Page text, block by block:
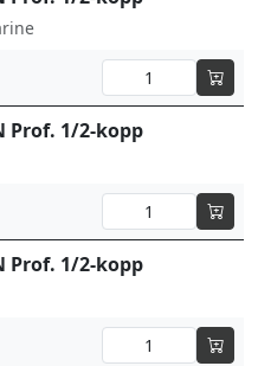
Prof. 1/2-kopp
Prof. 1/2-kopp